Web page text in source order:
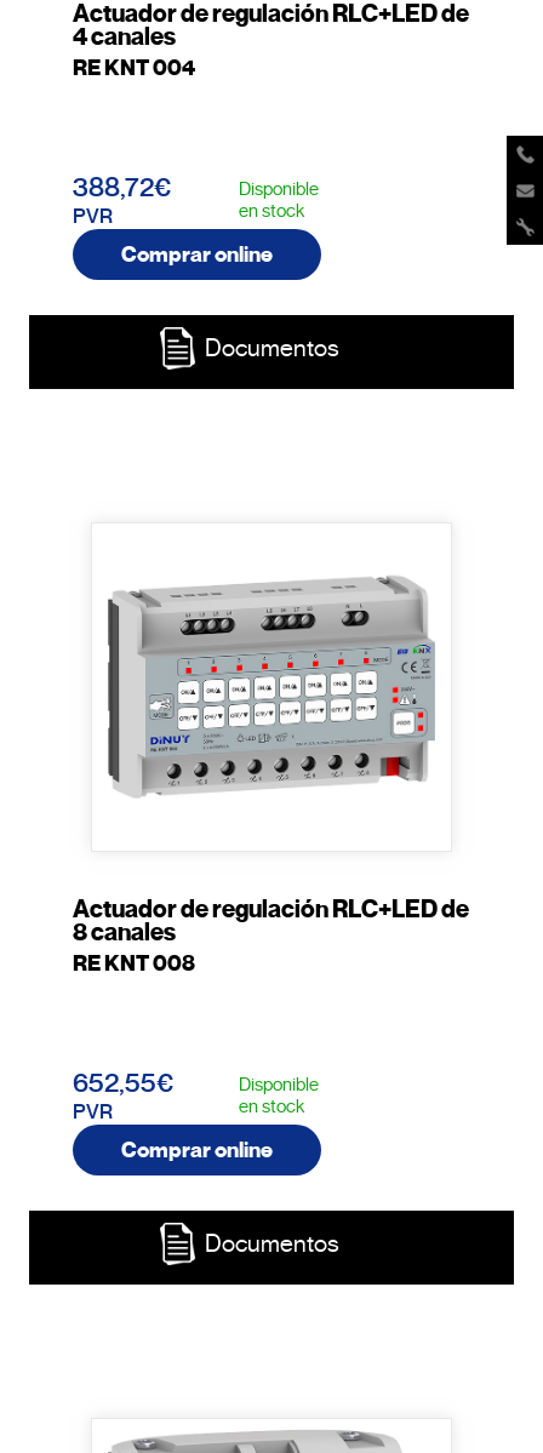
Actuador de regulación RLC+LED de
4 canales
RE KNT 004
388,72€
PVR
Disponible
en stock
Comprar online
Documentos
Actuador de regulación RLC+LED de
8 canales
RE KNT 008
652,55€
PVR
Disponible
en stock
Comprar online
Documentos